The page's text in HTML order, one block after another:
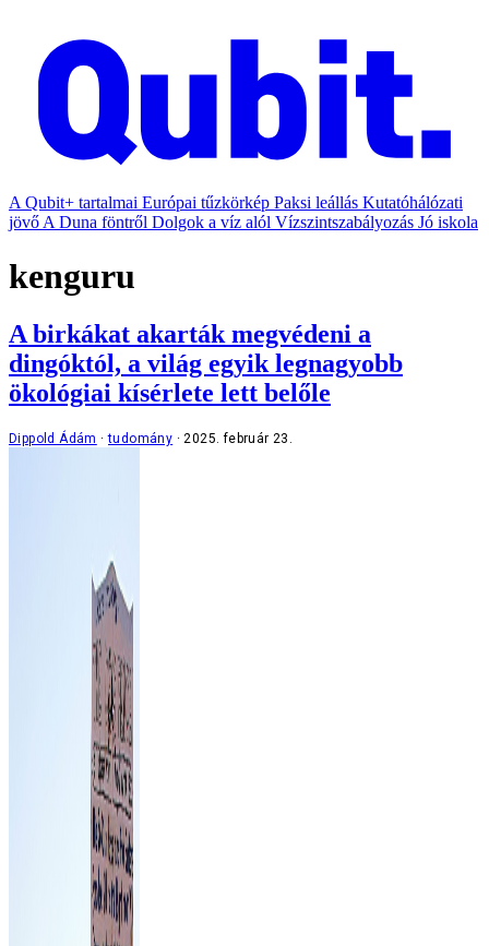
A Qubit+ tartalmai Európai tűzkörkép Paksi leállás Kutatóhálózati
jövő A Duna föntről Dolgok a víz alól Vízszintszabályozás Jó iskola
kenguru
A birkákat akarták megvédeni a
dingóktól, a világ egyik legnagyobb
ökológiai kísérlete lett belőle
Dippold Ádám tudomány 2025. február 23.